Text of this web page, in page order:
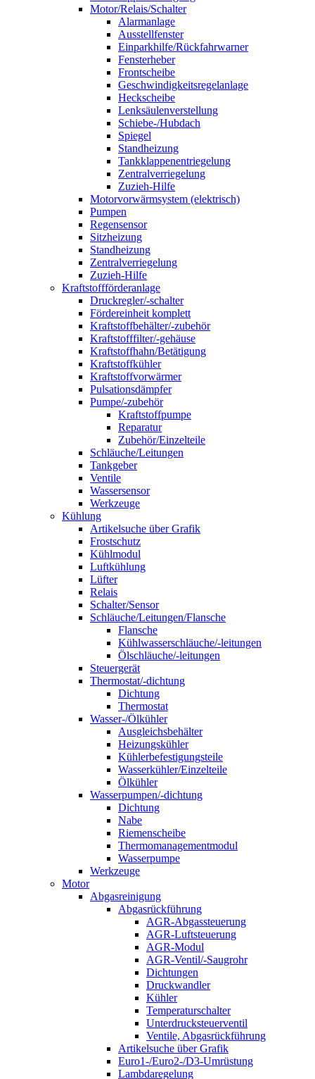
Motor/Relais/Schalter
Alarmanlage
Ausstellfenster
Einparkhilfe/Rückfahrwarner
Fensterheber
Frontscheibe
Geschwindigkeitsregelanlage
Heckscheibe
Lenksäulenverstellung
Schiebe-/Hubdach
Spiegel
Standheizung
Tankklappenentriegelung
Zentralverriegelung
Zuzieh-Hilfe
Motorvorwärmsystem (elektrisch)
Pumpen
Regensensor
Sitzheizung
Standheizung
Zentralverriegelung
Zuzieh-Hilfe
Kraftstoffförderanlage
Druckregler/-schalter
Fördereinheit komplett
Kraftstoffbehälter/-zubehör
Kraftstofffilter/-gehäuse
Kraftstoffhahn/Betätigung
Kraftstoffkühler
Kraftstoffvorwärmer
Pulsationsdämpfer
Pumpe/-zubehör
Kraftstoffpumpe
Reparatur
Zubehör/Einzelteile
Schläuche/Leitungen
Tankgeber
Ventile
Wassersensor
Werkzeuge
Kühlung
Artikelsuche über Grafik
Frostschutz
Kühlmodul
Luftkühlung
Lüfter
Relais
Schalter/Sensor
Schläuche/Leitungen/Flansche
Flansche
Kühlwasserschläuche/-leitungen
Ölschläuche/-leitungen
Steuergerät
Thermostat/-dichtung
Dichtung
Thermostat
Wasser-/Ölkühler
Ausgleichsbehälter
Heizungskühler
Kühlerbefestigungsteile
Wasserkühler/Einzelteile
Ölkühler
Wasserpumpen/-dichtung
Dichtung
Nabe
Riemenscheibe
Thermomanagementmodul
Wasserpumpe
Werkzeuge
Motor
Abgasreinigung
Abgasrückführung
AGR-Abgassteuerung
AGR-Luftsteuerung
AGR-Modul
AGR-Ventil/-Saugrohr
Dichtungen
Druckwandler
Kühler
Temperaturschalter
Unterdrucksteuerventil
Ventile, Abgasrückführung
Artikelsuche über Grafik
Euro1-/Euro2-/D3-Umrüstung
Lambdaregelung